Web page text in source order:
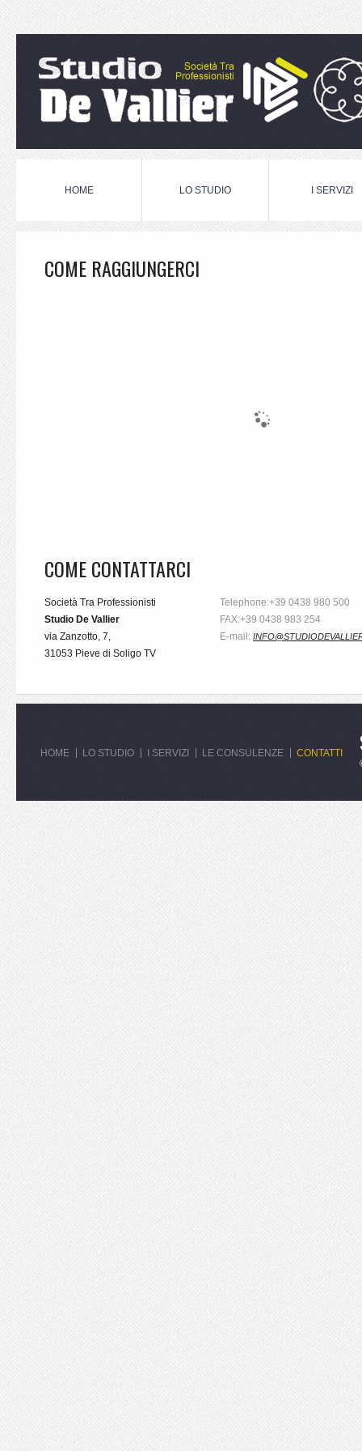
HOME LO STUDIO I SERVIZI
COME RAGGIUNGERCI
COME CONTATTARCI
Società Tra Professionisti
Studio De Vallier
via Zanzotto, 7,
31053 Pieve di Soligo TV
Telephone:+39 0438 980 500
FAX:+39 0438 983 254
E-mail:
HOME LO STUDIO I SERVIZI LE CONSULENZE CONTATTI